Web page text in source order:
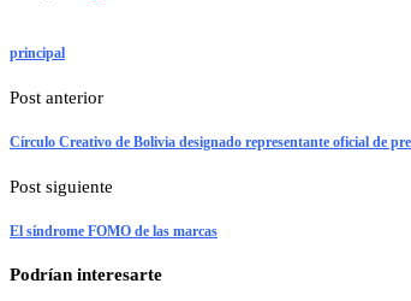
principal
Post anterior
Círculo Creativo de Bolivia designado representante oficial de
Post siguiente
El síndrome FOMO de las marcas
Podrían interesarte